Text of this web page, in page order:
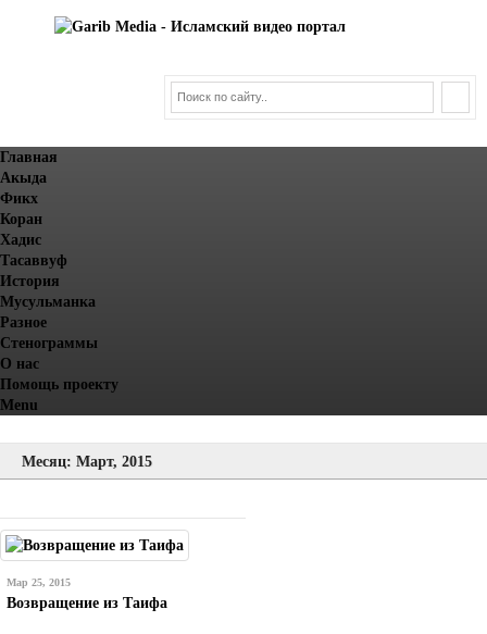
Главная
Акыда
Фикх
Коран
Хадис
Тасаввуф
История
Мусульманка
Разное
Стенограммы
О нас
Помощь проекту
Menu
Месяц: Март, 2015
Мар 25, 2015
Возвращение из Таифа